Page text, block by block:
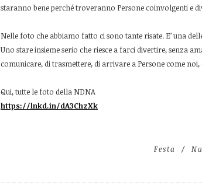
staranno bene perché troveranno Persone coinvolgenti e
Nelle foto che abbiamo fatto ci sono tante risate. E’ una
Uno stare insieme serio che riesce a farci divertire, senza
comunicare, di trasmettere, di arrivare a Persone come
Qui, tutte le foto della NDNA
https://lnkd.in/dA3ChzXk
Festa